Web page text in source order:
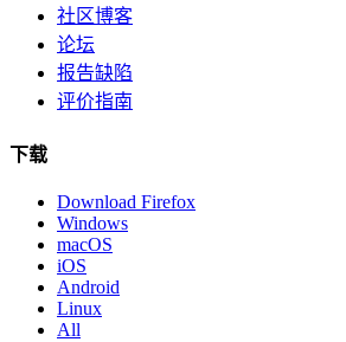
社区博客
论坛
报告缺陷
评价指南
下载
Download Firefox
Windows
macOS
iOS
Android
Linux
All